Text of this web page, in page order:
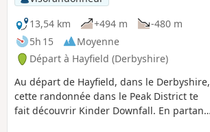
13,54 km
+494 m
-480 m
5h 15
Moyenne
Départ à Hayfield (Derbyshire)
Au départ de Hayfield, dans le Derbyshire,
cette randonnée dans le Peak District te
fait découvrir Kinder Downfall. En partant